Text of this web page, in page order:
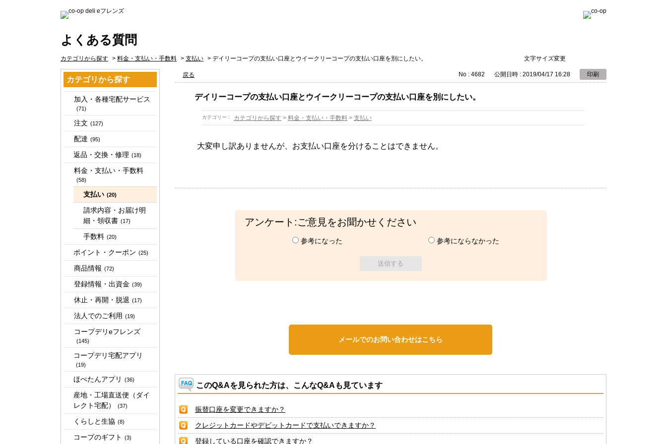
よくある質問
文字サイズ変更
カテゴリから探す > 料金・支払い・手数料 > 支払い > デイリーコープの支払い口座とウイークリーコープの支払い口座を別にしたい。
カテゴリから探す
加入・各種宅配サービス
(71)
注文 (127)
配達 (95)
返品・交換・修理 (18)
料金・支払い・手数料
(58)
支払い (20)
請求内容・お届け明
細・領収書 (17)
手数料 (20)
ポイント・クーポン (25)
商品情報 (72)
登録情報・出資金 (39)
休止・再開・脱退 (17)
法人でのご利用 (19)
コープデリeフレンズ
(145)
コープデリ宅配アプリ
(19)
ほぺたんアプリ (36)
産地・工場直送便（ダイ
レクト宅配）
(37)
くらしと生協 (8)
コープのギフト (3)
戻る No : 4682 公開日時 : 2019/04/17 16:28 印刷
デイリーコープの支払い口座とウイークリーコープの支払い口座を別にしたい。
カテゴリー : カテゴリから探す > 料金・支払い・手数料 > 支払い
大変申し訳ありませんが、お支払い口座を分けることはできません。
アンケート:ご意見をお聞かせください
参考になった 参考にならなかった
メールでのお問い合わせはこちら
このQ&Aを見られた方は、こんなQ&Aも見ています
振替口座を変更できますか？
クレジットカードやデビットカードで支払いできますか？
登録している口座を確認できますか？